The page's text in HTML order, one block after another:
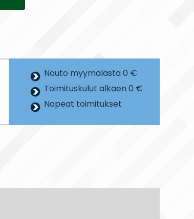
Nouto myymälästä 0 €
Toimituskulut alkaen 0 €
Nopeat toimitukset